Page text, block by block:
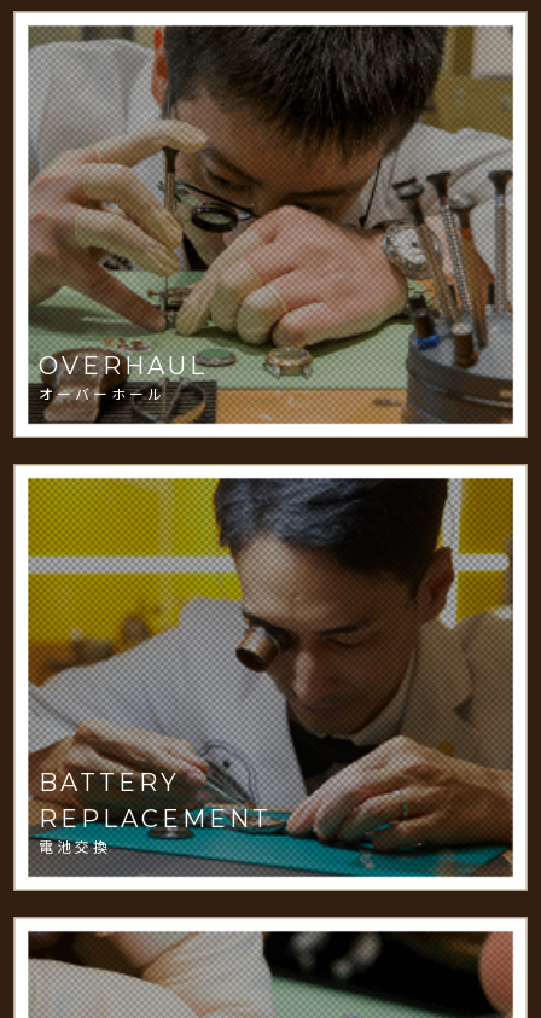
OVERHAUL
オーバーホール
BATTERY
REPLACEMENT
電池交換